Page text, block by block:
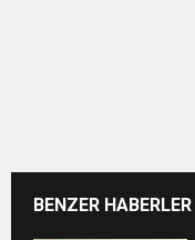
BENZER HABERLER